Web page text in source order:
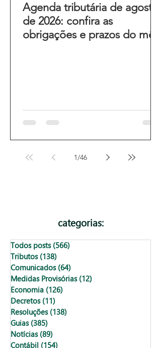
Agenda tributária de agosto
de 2026: confira as
obrigações e prazos do mês
1/46
categorias:
Todos posts (566)
Tributos (138)
Comunicados (64)
Medidas Provisórias (12)
Economia (126)
Decretos (11)
Resoluções (138)
Guias (385)
Notícias (89)
Contábil (154)